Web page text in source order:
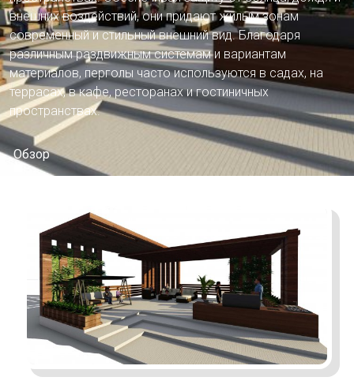
внешних воздействий, они придают жилым зонам
современный и стильный внешний вид. Благодаря
различным раздвижным системам и вариантам
материалов, перголы часто используются в садах, на
террасах, в кафе, ресторанах и гостиничных
пространствах.
Обзор